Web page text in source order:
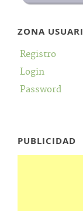
ZONA
Registro
Login
Password
PUBLICIDAD